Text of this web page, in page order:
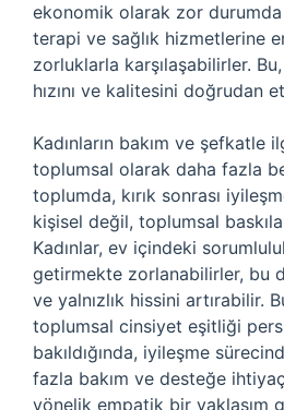
ekonomik olarak zor
terapi ve sağlık hizmetlerine
zorluklarla karşılaşabilirler.
hızını ve kalitesini doğrudan
Kadınların bakım ve şefkatle
toplumsal olarak daha fazla
toplumda, kırık sonrası
kişisel değil, toplumsal
Kadınlar, ev içindeki
getirmekte zorlanabilirler, bu
ve yalnızlık hissini artırabilir.
toplumsal cinsiyet eşitliği
bakıldığında, iyileşme
fazla bakım ve desteğe
yönelik empatik bir yaklaşım